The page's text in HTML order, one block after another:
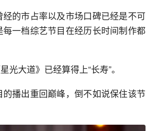
的市占率以及市场口碑已经是不可
一档综艺节目在经历长时间制作都
大道》已经算得上“长寿”。
播出重回巅峰，倒不如说保住该节